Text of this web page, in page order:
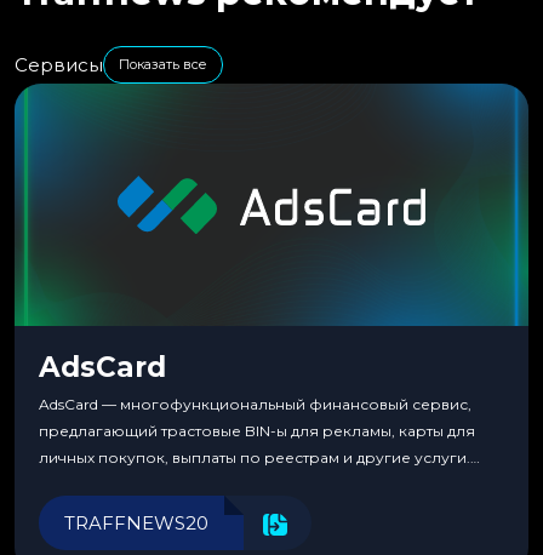
Сервисы Показать все
AdsCard
AdsCard — многофункциональный финансовый сервис,
предлагающий трастовые BIN-ы для рекламы, карты для
личных покупок, выплаты по реестрам и другие услуги.
инструменты для управления финансами.
TRAFFNEWS20